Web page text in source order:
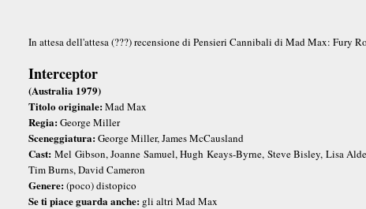
In attesa dell'attesa (???) recensione di Pensieri Cannibali di Mad Max: Fury
Interceptor
(Australia 1979)
Titolo originale:Mad Max
Regia:George Miller
Sceneggiatura:George Miller, James McCausland
Cast: Mel Gibson, Joanne Samuel, Hugh Keays-Byrne, Steve Bisley, Lisa
Tim Burns, David Cameron
Genere:(poco) distopico
Se ti piace guarda anche: gli altri Mad Max